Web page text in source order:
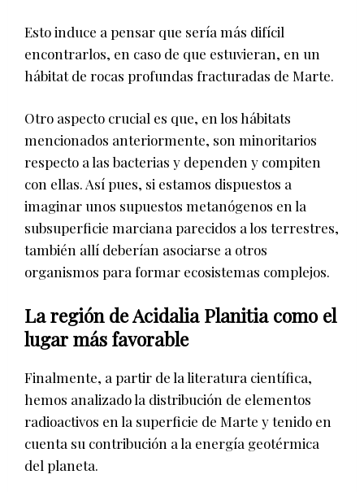
Esto induce a pensar que sería más difícil
encontrarlos, en caso de que estuvieran, en un
hábitat de rocas profundas fracturadas de Marte.
Otro aspecto crucial es que, en los hábitats
mencionados anteriormente, son minoritarios
respecto a las bacterias y dependen y compiten
con ellas. Así pues, si estamos dispuestos a
imaginar unos supuestos metanógenos en la
subsuperficie marciana parecidos a los terrestres,
también allí deberían asociarse a otros
organismos para formar ecosistemas complejos.
La región de Acidalia Planitia como el
lugar más favorable
Finalmente, a partir de la literatura científica,
hemos analizado la distribución de elementos
radioactivos en la superficie de Marte y tenido en
cuenta su contribución a la energía geotérmica
del planeta.